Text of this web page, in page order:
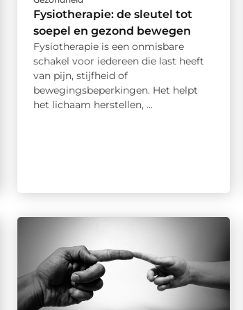
Fysiotherapie: de sleutel tot
soepel en gezond bewegen
Fysiotherapie is een onmisbare
schakel voor iedereen die last heeft
van pijn, stijfheid of
bewegingsbeperkingen. Het helpt
het lichaam herstellen, ...